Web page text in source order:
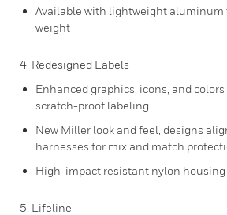
Available with lightweight aluminum
weight
4. Redesigned Labels
Enhanced graphics, icons, and
scratch-proof labeling
New Miller look and feel, designs
harnesses for mix and match
High-impact resistant nylon housing
5. Lifeline